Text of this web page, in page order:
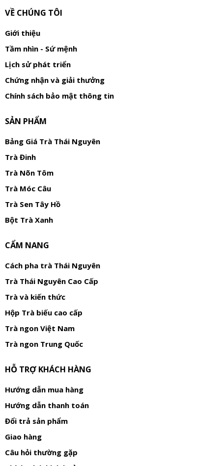
VỀ CHÚNG TÔI
Giới thiệu
Tầm nhìn - Sứ mệnh
Lịch sử phát triển
Chứng nhận và giải thưởng
Chính sách bảo mật thông tin
SẢN PHẨM
Bảng Giá Trà Thái Nguyên
Trà Đinh
Trà Nõn Tôm
Trà Móc Câu
Trà Sen Tây Hồ
Bột Trà Xanh
CẨM NANG
Cách pha trà Thái Nguyên
Trà Thái Nguyên Cao Cấp
Trà và kiến thức
Hộp Trà biếu cao cấp
Trà ngon Việt Nam
Trà ngon Trung Quốc
HỖ TRỢ KHÁCH HÀNG
Hướng dẫn mua hàng
Hướng dẫn thanh toán
Đổi trả sản phẩm
Giao hàng
Câu hỏi thường gặp